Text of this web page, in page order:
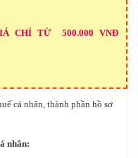
CHỈ TỪ 500.000 VNĐ
cá nhân, thành phần hồ sơ
nhân: